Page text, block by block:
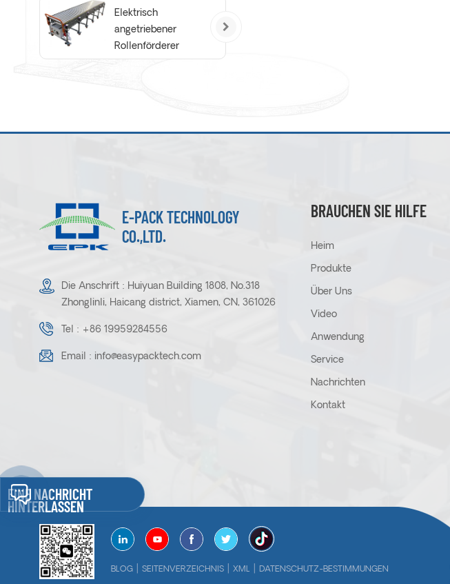
Elektrisch
angetriebener
Rollenförderer
E-PACK TECHNOLOGY
CO.,LTD.
Die Anschrift : Huiyuan Building 1808, No.318
Zhonglinli, Haicang district, Xiamen, CN, 361026
Tel : +86 19959284556
Email : info@easypacktech.com
BRAUCHEN SIE HILFE
Heim
Produkte
Über Uns
Video
Anwendung
Service
Nachrichten
Kontakt
BLOG SEITENVERZEICHNIS XML DATENSCHUTZ-BESTIMMUNGEN
EINE NACHRICHT
HINTERLASSEN